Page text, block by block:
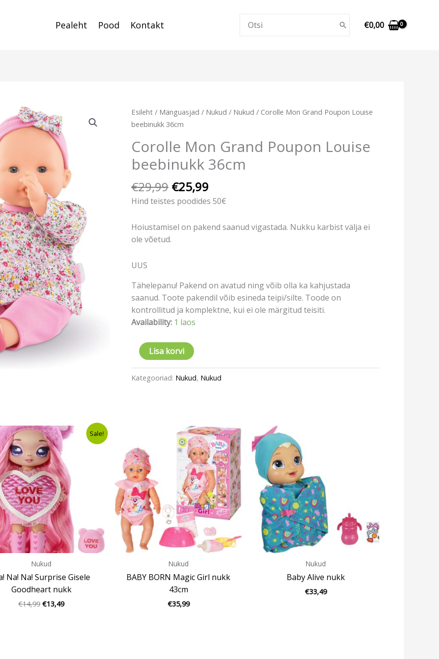
Pealeht Pood Kontakt
for:
€0,00
Esileht / Mänguasjad / Nukud / Nukud / Corolle Mon Grand Poupon Louise
beebinukk 36cm
Corolle Mon Grand Poupon Louise
beebinukk 36cm
€29,99
Algne
hind
€29,99.
€25,99
Current
€25,99.
Hind teistes poodides 50€
Hoiustamisel on pakend saanud vigastada. Nukku karbist välja ei
ole võetud.
UUS
Tähelepanu! Pakend on avatud ning võib olla ka kahjustada
saanud. Toote pakendil võib esineda teipi/silte. Toode on
kontrollitud ja komplektne, kui ei ole märgitud teisiti.
Availability: 1 laos
Corolle
Mon
Poupon
Louise
beebinukk
36cm
kogus
Lisa korvi
Kategooriad: Nukud, Nukud
Sale!
Nukud
Na! Na! Surprise Gisele
Goodheart nukk
€14,99
Algne
hind
oli:
€14,99.
€13,49
Current
price
Nukud
BABY BORN Magic Girl nukk
43cm
€35,99
Nukud
Baby Alive nukk
€33,49